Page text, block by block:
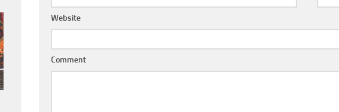
Website
Comment